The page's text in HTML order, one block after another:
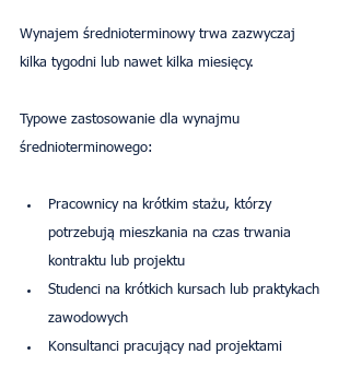
Wynajem średnioterminowy trwa zazwyczaj
kilka tygodni lub nawet kilka miesięcy.
Typowe zastosowanie dla wynajmu
średnioterminowego:
Pracownicy na krótkim stażu, którzy
potrzebują mieszkania na czas trwania
kontraktu lub projektu
Studenci na krótkich kursach lub praktykach
zawodowych
Konsultanci pracujący nad projektami